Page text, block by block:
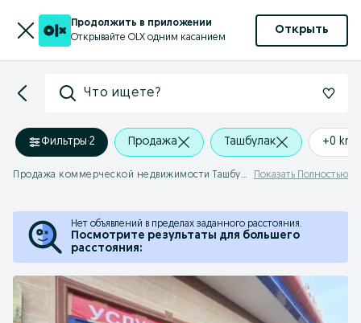
Продолжить в приложении
Открывайте OLX одним касанием
Открыть
Что ищете?
Фильтры·2 Продажа Ташбулак +0 km
Продажа коммерческой недвижимости Ташбулак Показать Полностью
Нет объявлений в пределах заданного расстояния.
Посмотрите результаты для большего
расстояния: